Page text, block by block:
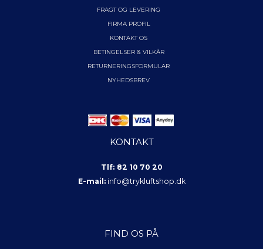
FRAGT OG LEVERING
FIRMA PROFIL
KONTAKT OS
BETINGELSER & VILKÅR
RETURNERINGSFORMULAR
NYHEDSBREV
KONTAKT
Tlf: 82 10 70 20
E-mail: info@trykluftshop.dk
FIND OS PÅ